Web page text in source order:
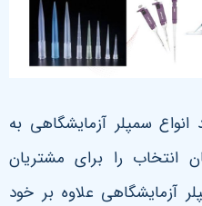
انواع سمپلر آزمایشگاهی به
انتخاب را برای مشتریان
آزمایشگاهی علاوه بر خود